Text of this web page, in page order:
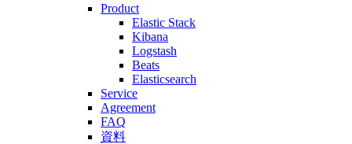
Product
Elastic Stack
Kibana
Logstash
Beats
Elasticsearch
Service
Agreement
FAQ
資料